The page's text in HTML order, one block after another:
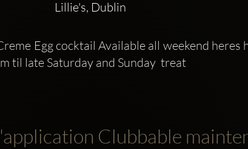
Lillie's, Dublin
Egg cocktail Available all weekend heres
til late Saturday and Sunday  treat
Clubbable